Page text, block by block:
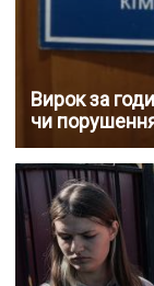
Вирок за
чи